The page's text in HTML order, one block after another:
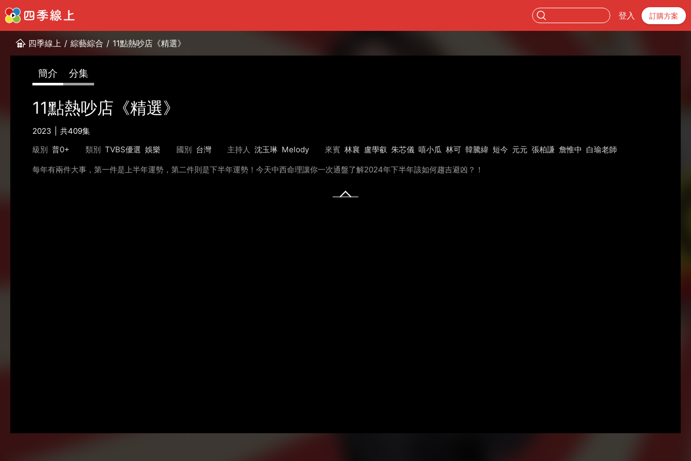
登入 訂購方案
四季線上 / 綜藝綜合 / 11點熱吵店《精選》
簡介 分集
11點熱吵店《精選》
2023
共409集
級別 普0+ 類別 TVBS優選 娛樂 國別 台灣 主持人 沈玉琳 Melody 來賓 林襄 盧學叡 朱芯儀 嘻小瓜 林可 韓騰緯 短今 元元 張柏謙 詹惟中 白瑜老師
每年有兩件大事，第一件是上半年運勢，第二件則是下半年運勢！今天中西命理讓你一次通盤了解2024年下半年該如何趨吉避凶？！